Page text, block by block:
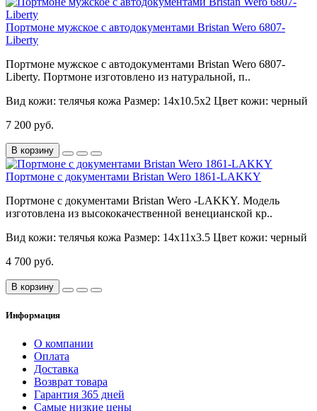
Портмоне мужское с автодокументами Bristan Wero 6807-
Liberty
Портмоне мужское с автодокументами Bristan Wero 6807-
Liberty. Портмоне изготовлено из натуральной, п..
Вид кожи: телячья кожа Размер: 14х10.5х2 Цвет кожи: черный
7 200 руб.
В корзину
Портмоне с документами Bristan Wero 1861-LAKKY
Портмоне с документами Bristan Wero -LAKKY. Модель
изготовлена из высококачественной венецианской кр..
Вид кожи: телячья кожа Размер: 14х11х3.5 Цвет кожи: черный
4 700 руб.
В корзину
Информация
О компании
Оплата
Доставка
Возврат товара
Гарантия 365 дней
Самые низкие цены